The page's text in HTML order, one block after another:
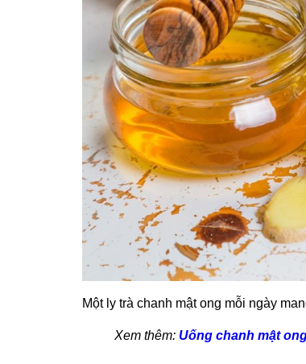
Một ly trà chanh mật ong mỗi ngày
Xem thêm: Uống chanh mật